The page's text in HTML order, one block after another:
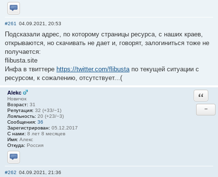
Отправить личное сообщение
#261 04.09.2021, 20:53
Подсказали адрес, по которому страницы ресурса, с наших краев,
открываются, но скачивать не дает и, говорят, залогиниться тоже не
получается:
flibusta.site
Инфа в твиттере https://twitter.com/flibustaпо текущей ситуации с
ресурсом, к сожалению, отсутствует...(
Alekc
Новичок
Возраст: 31
Репутация: 32 (+33/−1)
Лояльность: 20 (+23/−3)
Сообщения: 36
Зарегистрирован: 05.12.2017
С нами: 8 лет 8 месяцев
Имя: Алекс
Откуда: Россия
Отправить личное сообщение
−
#262 04.09.2021, 21:36